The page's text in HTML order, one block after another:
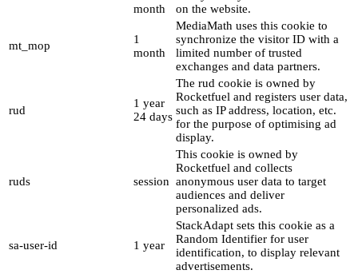
month
on the website.
mt_mop
1
month
MediaMath uses this cookie to
synchronize the visitor ID with a
limited number of trusted
exchanges and data partners.
rud
1 year
24 days
The rud cookie is owned by
Rocketfuel and registers user data,
such as IP address, location, etc.
for the purpose of optimising ad
display.
ruds session
This cookie is owned by
Rocketfuel and collects
anonymous user data to target
audiences and deliver
personalized ads.
sa-user-id 1 year
StackAdapt sets this cookie as a
Random Identifier for user
identification, to display relevant
advertisements.